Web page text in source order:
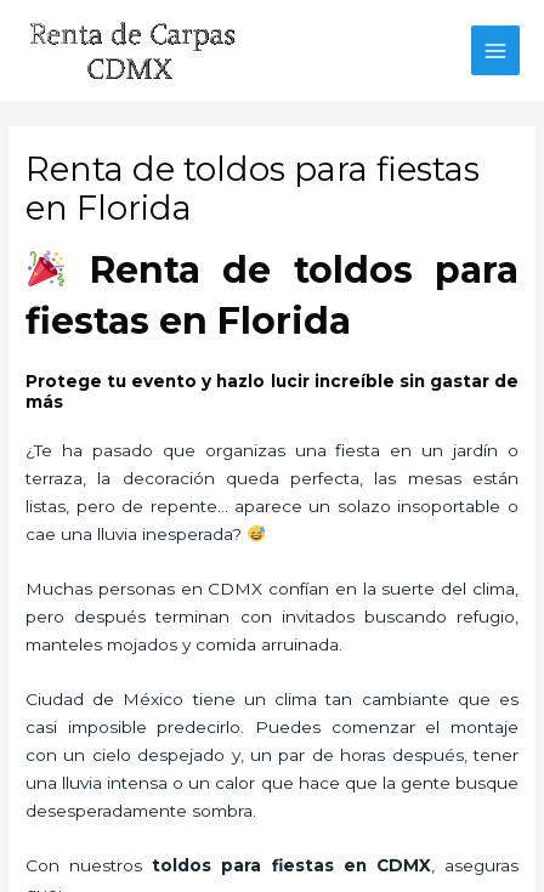
Renta de toldos para fiestas
en Florida
Renta de toldos para
fiestas en Florida
Protege tu evento y hazlo lucir increíble sin gastar de
más
¿Te ha pasado que organizas una fiesta en un jardín o
terraza, la decoración queda perfecta, las mesas están
listas, pero de repente… aparece un solazo insoportable o
cae una lluvia inesperada?
Muchas personas en CDMX confían en la suerte del clima,
pero después terminan con invitados buscando refugio,
manteles mojados y comida arruinada.
Ciudad de México tiene un clima tan cambiante que es
casi imposible predecirlo. Puedes comenzar el montaje
con un cielo despejado y, un par de horas después, tener
una lluvia intensa o un calor que hace que la gente busque
desesperadamente sombra.
Con nuestrostoldos para fiestas en CDMX, aseguras